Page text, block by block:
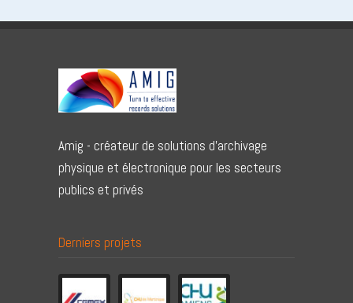
Amig - créateur de solutions d'archivage
physique et électronique pour les secteurs
publics et privés
Derniers projets